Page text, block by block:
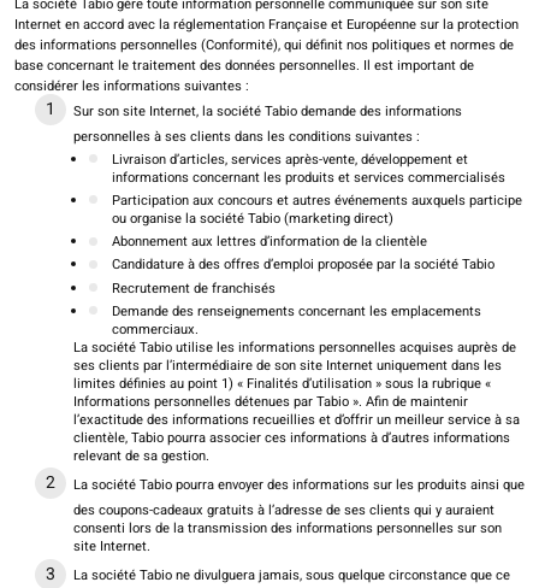
Internet en accord avec la réglementation Française et Européenne sur la protection
des informations personnelles (Conformité), qui définit nos politiques et normes de
base concernant le traitement des données personnelles. Il est important de
considérer les informations suivantes :
Sur son site Internet, la société Tabio demande des informations
personnelles à ses clients dans les conditions suivantes :
Livraison d’articles, services après-vente, développement et
informations concernant les produits et services commercialisés
Participation aux concours et autres événements auxquels participe
ou organise la société Tabio (marketing direct)
Abonnement aux lettres d’information de la clientèle
Candidature à des offres d’emploi proposée par la société Tabio
Recrutement de franchisés
Demande des renseignements concernant les emplacements
commerciaux.
La société Tabio utilise les informations personnelles acquises auprès de
ses clients par l’intermédiaire de son site Internet uniquement dans les
limites définies au point 1) « Finalités d’utilisation » sous la rubrique «
Informations personnelles détenues par Tabio ». Afin de maintenir
l’exactitude des informations recueillies et d’offrir un meilleur service à sa
clientèle, Tabio pourra associer ces informations à d’autres informations
relevant de sa gestion.
La société Tabio pourra envoyer des informations sur les produits ainsi que
des coupons-cadeaux gratuits à l’adresse de ses clients qui y auraient
consenti lors de la transmission des informations personnelles sur son
site Internet.
La société Tabio ne divulguera jamais, sous quelque circonstance que ce